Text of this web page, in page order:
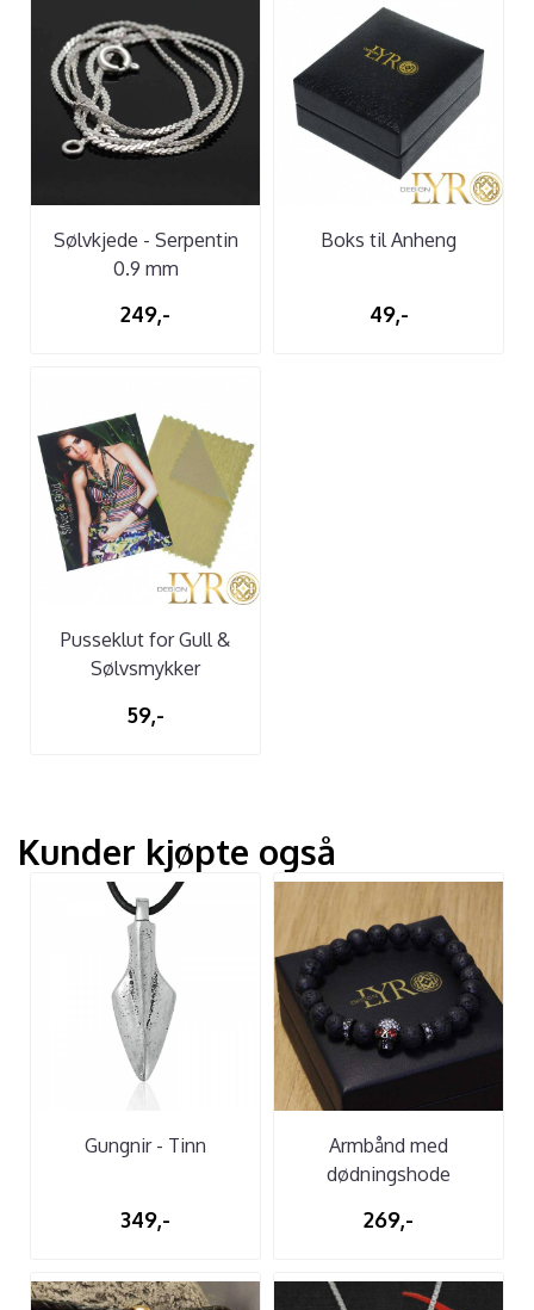
Sølvkjede - Serpentin
0.9 mm
249,-
Boks til Anheng
49,-
Pusseklut for Gull &
Sølvsmykker
59,-
Kunder kjøpte også
Gungnir - Tinn
349,-
Armbånd med
dødningshode
269,-